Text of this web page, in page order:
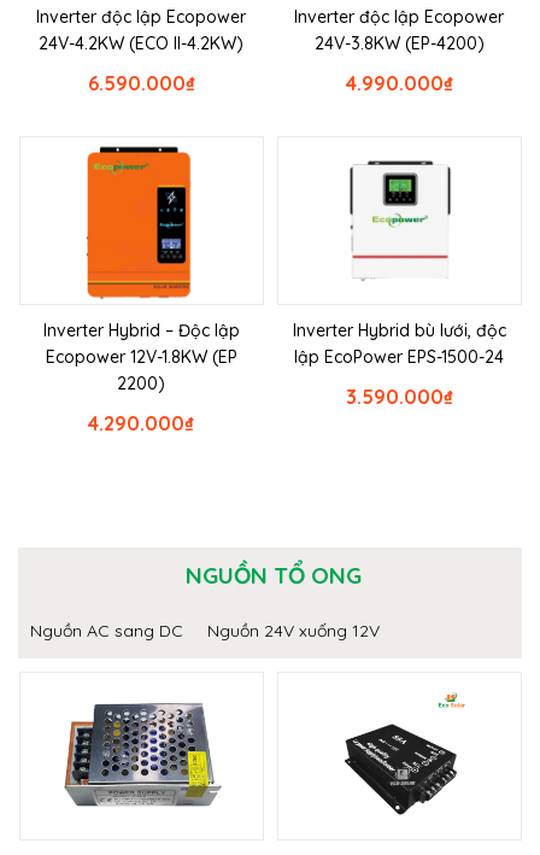
Inverter độc lập Ecopower
24V-4.2KW (ECO II-4.2KW)
₫
6.590.000
Inverter độc lập Ecopower
24V-3.8KW (EP-4200)
₫
4.990.000
Inverter Hybrid – Độc lập
Ecopower 12V-1.8KW (EP
2200)
₫
4.290.000
Inverter Hybrid bù lưới, độc
lập EcoPower EPS-1500-24
₫
3.590.000
NGUỒN TỔ ONG
Nguồn AC sang DC Nguồn 24V xuống 12V